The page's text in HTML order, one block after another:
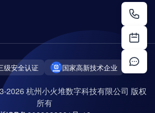
级安全认证 国家高新技术企业
2026 杭州小火堆数字科技有限公司 版权
所有